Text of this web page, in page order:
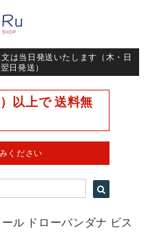
は当日発送いたします（木・日
日発送）
以上で 送料無
ください
ル ドローバンダナ ビス